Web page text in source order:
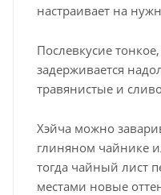
настраивает на
Послевкусие
задерживается
травянистые и
Хэйча можно
глиняном чайнике
тогда чайный лист
местами новые